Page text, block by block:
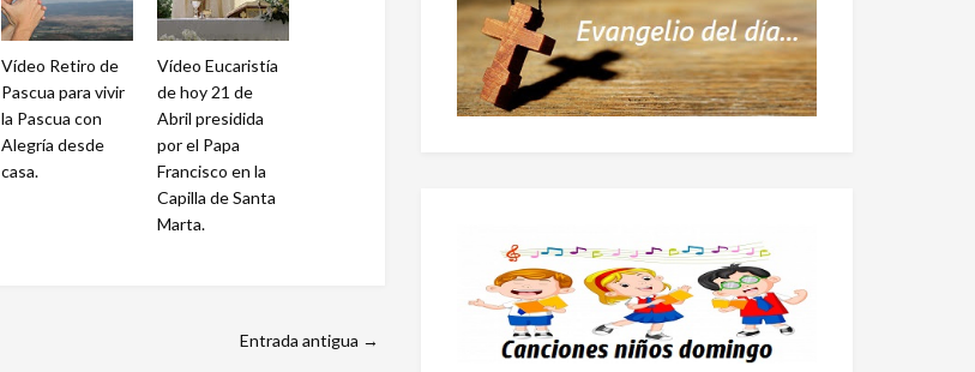
Vídeo Retiro de
Pascua para vivir
la Pascua con
Alegría desde
casa.
Vídeo Eucaristía
de hoy 21 de
Abril presidida
por el Papa
Francisco en la
Capilla de Santa
Marta.
Entrada antigua →